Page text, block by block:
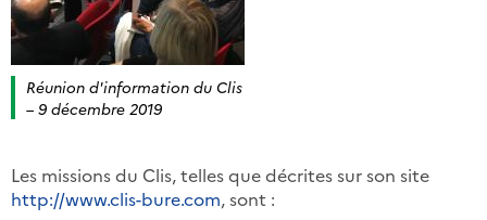
Réunion d'information du Clis
– 9 décembre 2019
Les missions du Clis, telles que décrites sur son site
http://www.clis-bure.com, sont :